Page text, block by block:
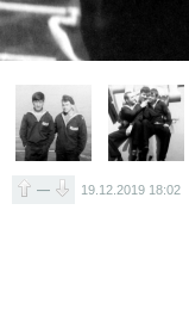
— 19.12.2019 18:02